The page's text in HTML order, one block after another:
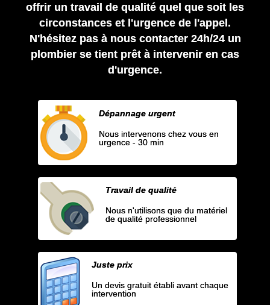
offrir un travail de qualité quel que soit les
circonstances et l'urgence de l'appel.
N'hésitez pas à nous contacter 24h/24 un
plombier se tient prêt à intervenir en cas
d'urgence.
Dépannage urgent
Nous intervenons chez vous en
urgence - 30 min
Travail de qualité
Nous n'utilisons que du matériel
de qualité professionnel
Juste prix
Un devis gratuit établi avant chaque
intervention